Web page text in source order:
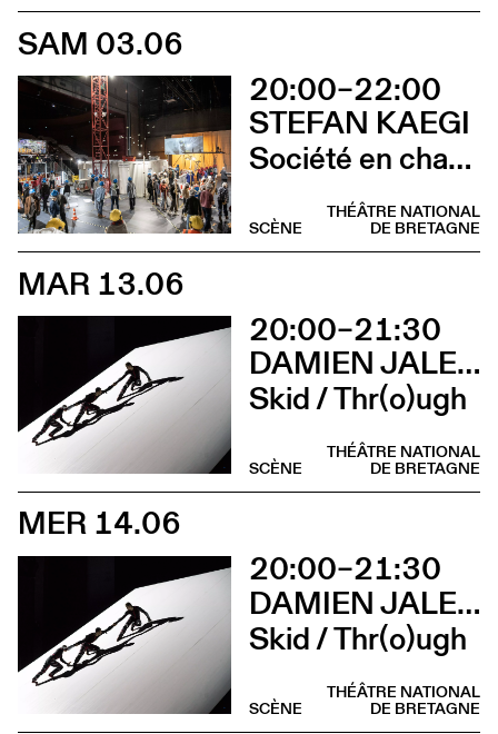
SAM 03.06
20:00–22:00
STEFAN KAEGI
Société en chantier
THÉÂTRE NATIONAL
DE BRETAGNE
SCÈNE
MAR 13.06
20:00–21:30
DAMIEN JALET BALLET DU GRAND THÉÂTRE DE GENÈVE
Skid / Thr(o)ugh
THÉÂTRE NATIONAL
DE BRETAGNE
SCÈNE
MER 14.06
20:00–21:30
DAMIEN JALET BALLET DU GRAND THÉÂTRE DE GENÈVE
Skid / Thr(o)ugh
THÉÂTRE NATIONAL
DE BRETAGNE
SCÈNE